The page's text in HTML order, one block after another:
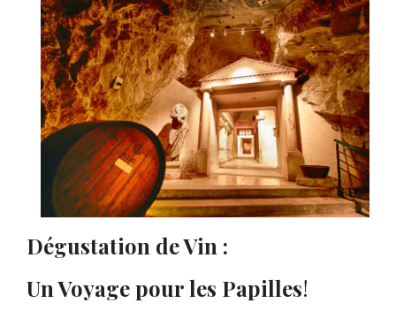
Dégustation de Vin :
Un Voyage pour les Papilles!